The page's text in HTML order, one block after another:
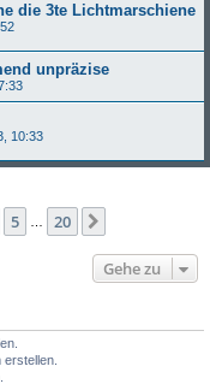
die 3te Lichtmarschiene
unpräzise
10:33
5 … 20
Gehe zu
erstellen.